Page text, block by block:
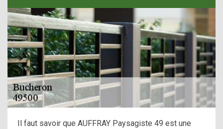
Il faut savoir que AUFFRAY Paysagiste 49 est une